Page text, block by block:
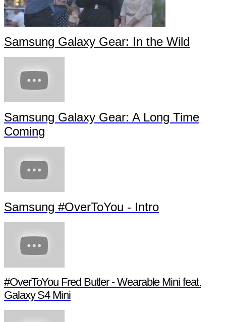
Samsung Galaxy Gear: In the Wild
Samsung Galaxy Gear: A Long Time
Coming
Samsung #OverToYou - Intro
#OverToYou Fred Butler - Wearable Mini feat.
Galaxy S4 Mini